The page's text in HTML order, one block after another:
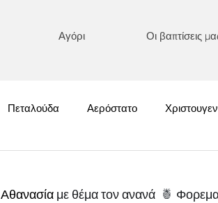
Αγόρι Οι βαπτίσεις
Πεταλούδα Αερόστατο
Αθανασία με θέμα τον ανανά 🍍